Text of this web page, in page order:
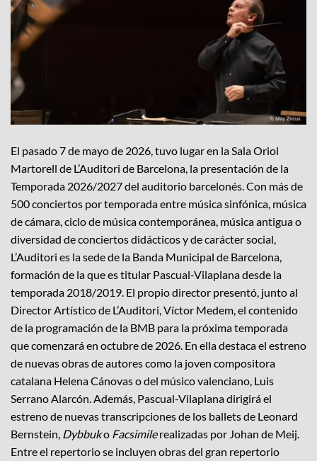
El pasado 7 de mayo de 2026, tuvo lugar en la Sala Oriol
Martorell de L’Auditori de Barcelona, la presentación de la
Temporada 2026/2027 del auditorio barcelonés. Con más de
500 conciertos por temporada entre música sinfónica, música
de cámara, ciclo de música contemporánea, música antigua o
diversidad de conciertos didácticos y de carácter social,
L’Auditori es la sede de la Banda Municipal de Barcelona,
formación de la que es titular Pascual-Vilaplana desde la
temporada 2018/2019. El propio director presentó, junto al
Director Artístico de L’Auditori, Víctor Medem, el contenido
de la programación de la BMB para la próxima temporada
que comenzará en octubre de 2026. En ella destaca el estreno
de nuevas obras de autores como la joven compositora
catalana Helena Cánovas o del músico valenciano, Luis
Serrano Alarcón. Además, Pascual-Vilaplana dirigirá el
estreno de nuevas transcripciones de los ballets de Leonard
Bernstein, Dybbuko Facsimilerealizadas por Johan de Meij.
Entre el repertorio se incluyen obras del gran repertorio